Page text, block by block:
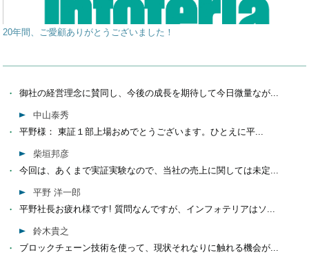
20年間、ご愛顧ありがとうございました！
御社の経営理念に賛同し、今後の成長を期待して今日微量なが...
中山泰秀
平野様： 東証１部上場おめでとうございます。ひとえに平...
柴垣邦彦
今回は、あくまで実証実験なので、当社の売上に関しては未定...
平野 洋一郎
平野社長お疲れ様です! 質問なんですが、インフォテリアはソ...
鈴木貴之
ブロックチェーン技術を使って、現状それなりに触れる機会が...